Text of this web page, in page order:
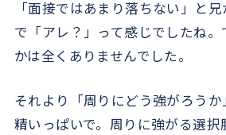
「面接ではあまり落ちない」と
で「アレ？」って感じでしたね。
かは全くありませんでした。
それより「周りにどう強がろう
精いっぱいで。周りに強がる選択